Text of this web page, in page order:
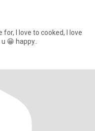
for, I love to cooked, I love
😁 happy..